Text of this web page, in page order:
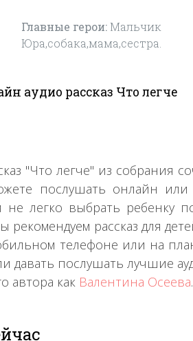
Главные герои:Мальчик
Юра,собака,мама,сестра.
аудио рассказ Что легче
"Что легче" из собрания
послушать онлайн
не легко выбрать ребенку
рекомендуем рассказ для
телефоне или на
давать послушать лучшие
автора как Валентина Осеева.